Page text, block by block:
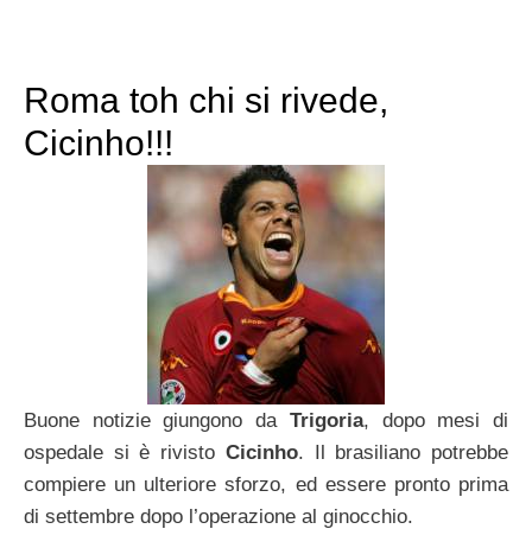
Roma toh chi si rivede,
Cicinho!!!
Buone notizie giungono da Trigoria, dopo mesi di
ospedale si è rivisto Cicinho. Il brasiliano potrebbe
compiere un ulteriore sforzo, ed essere pronto prima
di settembre dopo l’operazione al ginocchio.